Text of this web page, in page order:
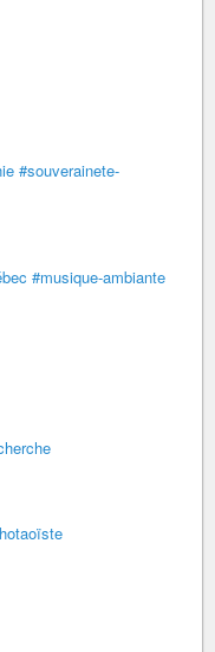
#souverainete-
#musique-ambiante